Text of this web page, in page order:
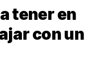
tener en
con un